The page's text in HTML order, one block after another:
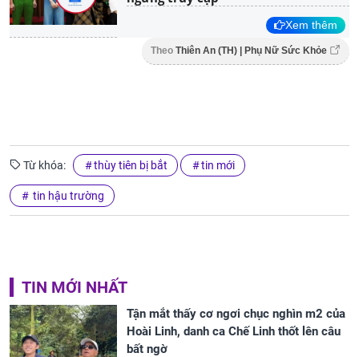
Xem thêm
Theo Thiên An (TH) | Phụ Nữ Sức Khỏe
Từ khóa: thùy tiên bị bắt tin mới
tin hậu trường
TIN MỚI NHẤT
Tận mắt thấy cơ ngơi chục nghìn m2 của
Hoài Linh, danh ca Chế Linh thốt lên câu
bất ngờ